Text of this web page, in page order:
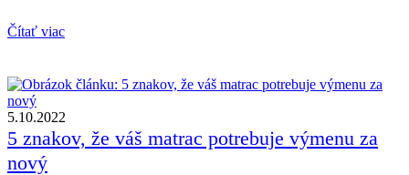
Čítať viac
5.10.2022
5 znakov, že váš matrac potrebuje výmenu za
nový